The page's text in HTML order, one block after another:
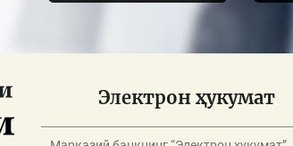
Электрон ҳукумат